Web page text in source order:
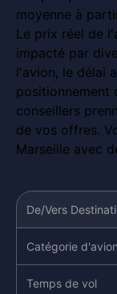
moyenne à
Le prix réel de
impacté par
l'avion, le délai
positionnement
conseillers
de vos offres.
Marseille avec
De/Vers
Catégorie d'avion
Temps de vol